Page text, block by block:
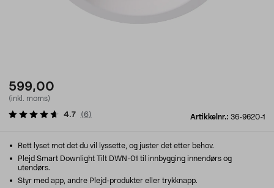
599,00
(inkl. moms)
Artikkelnr.: 36-9620-1
4.7 (6)
Rett lyset mot det du vil lyssette, og juster det etter behov.
Plejd Smart Downlight Tilt DWN-01 til innbygging innendørs og
utendørs.
Styr med app, andre Plejd-produkter eller trykknapp.